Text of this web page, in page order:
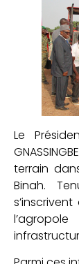
Le
terrain
Binah.